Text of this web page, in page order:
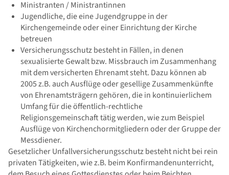
Ministranten / Ministrantinnen
Jugendliche, die eine Jugendgruppe in der
Kirchengemeinde oder einer Einrichtung der Kirche
betreuen
Versicherungsschutz besteht in Fällen, in denen
sexualisierte Gewalt bzw. Missbrauch im Zusammenhang
mit dem versicherten Ehrenamt steht. Dazu können ab
2005 z.B. auch Ausflüge oder gesellige Zusammenkünfte
von Ehrenamtsträgern gehören, die in kontinuierlichem
Umfang für die öffentlich-rechtliche
Religionsgemeinschaft tätig werden, wie zum Beispiel
Ausflüge von Kirchenchormitgliedern oder der Gruppe der
Messdiener.
Gesetzlicher Unfallversicherungsschutz besteht nicht bei rein
privaten Tätigkeiten, wie z.B. beim Konfirmandenunterricht,